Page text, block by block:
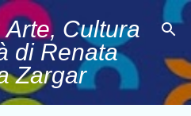
principaliCultura
di Renata
Zargar